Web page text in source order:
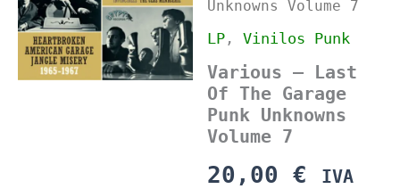
Unknowns Volume 7
LP ,Vinilos Punk
Various – Last
Of The Garage
Punk Unknowns
Volume 7
20,00€
IVA